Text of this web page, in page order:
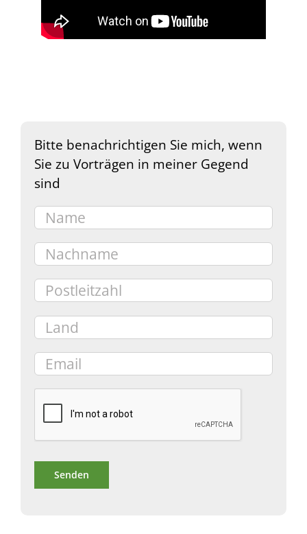
Bitte benachrichtigen Sie mich, wenn
Sie zu Vorträgen in meiner Gegend
sind